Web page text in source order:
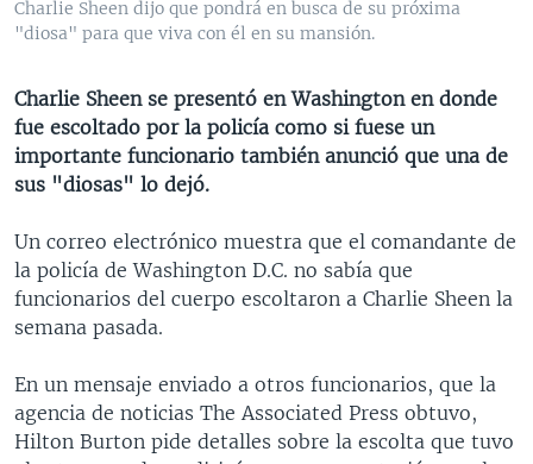
VENEZUELA
NICARAGUA
ECONOMÍA
TECNOLOGÍA
DEPORTES
CIENCIA Y SALUD
MULTIMEDIA
FOTOGRAFÍA
AUDIOS
EL MUNDO AL DÍA
FORO INTERAMERICANO
VISIÓN 360
LAS CLAVES
PANORAMA
RADIO
AVANCE INFORMATIVO
AUDIONOTICIAS
BUENOS DÍAS AMÉRICA
ESTADOS UNIDOS AL DÍA
EL MUNDO AL DÍA [RADIO]
DEPORTIVO INTERNACIONAL
NOTA ECONÓMICA
DIRECT
DOCUMENTALES DE LA VOA
Learning English
Idiomas
Charlie Sheen dijo que pondrá en busca de su próxima
"diosa" para que viva con él en su mansión.
Charlie Sheen se presentó en Washington en donde
fue escoltado por la policía como si fuese un
importante funcionario también anunció que una de
sus "diosas" lo dejó.
Un correo electrónico muestra que el comandante de
la policía de Washington D.C. no sabía que
funcionarios del cuerpo escoltaron a Charlie Sheen la
semana pasada.
En un mensaje enviado a otros funcionarios, que la
agencia de noticias The Associated Press obtuvo,
Hilton Burton pide detalles sobre la escolta que tuvo